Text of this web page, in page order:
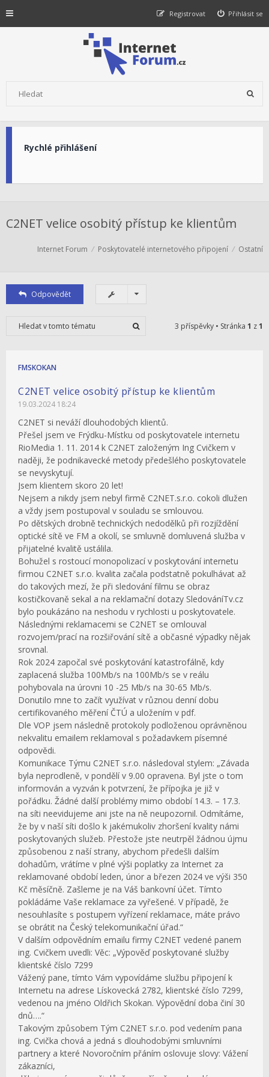
Přihlásit se
Registrovat
Rychlé přihlášení
C2NET velice osobitý přístup ke klientům
Internet Forum Poskytovatelé internetového připojení Ostatní
Odpovědět
3 příspěvky • Stránka 1 z1
FMSKOKAN
C2NET velice osobitý přístup ke klientům
19.03.2024 18:24
C2NET si neváží dlouhodobých klientů.
Přešel jsem ve Frýdku-Místku od poskytovatele internetu
RioMedia 1. 11. 2014 k C2NET založeným Ing Cvičkem v
naději, že podnikavecké metody předešlého poskytovatele
se nevyskytují.
Jsem klientem skoro 20 let!
Nejsem a nikdy jsem nebyl firmě C2NET.s.r.o. cokoli dlužen
a vždy jsem postupoval v souladu se smlouvou.
Po dětských drobně technických nedodělků při rozjíždění
optické sítě ve FM a okolí, se smluvně domluvená služba v
přijatelné kvalitě ustálila.
Bohužel s rostoucí monopolizací v poskytování internetu
firmou C2NET s.r.o. kvalita začala podstatně pokulhávat až
do takových mezí, že při sledování filmu se obraz
kostičkovaně sekal a na reklamační dotazy SledováníTv.cz
bylo poukázáno na neshodu v rychlosti u poskytovatele.
Následnými reklamacemi se C2NET se omlouval
rozvojem/prací na rozšiřování sítě a občasné výpadky nějak
srovnal.
Rok 2024 započal své poskytování katastrofálně, kdy
zaplacená služba 100Mb/s na 100Mb/s se v reálu
pohybovala na úrovni 10 -25 Mb/s na 30-65 Mb/s.
Donutilo mne to začít využívat v různou denní dobu
certifikovaného měření ČTÚ a uložením v pdf.
Dle VOP jsem následně protokoly podloženou oprávněnou
nekvalitu emailem reklamoval s požadavkem písemné
odpovědi.
Komunikace Týmu C2NET s.r.o. následoval stylem: „Závada
byla neprodleně, v pondělí v 9.00 opravena. Byl jste o tom
informován a vyzván k potvrzení, že přípojka je již v
pořádku. Žádné další problémy mimo období 14.3. – 17.3.
na síti neevidujeme ani jste na ně neupozornil. Odmítáme,
že by v naší síti došlo k jakémukoliv zhoršení kvality námi
poskytovaných služeb. Přestože jste neutrpěl žádnou újmu
způsobenou z naší strany, abychom předešli dalším
dohadům, vrátíme v plné výši poplatky za Internet za
reklamované období leden, únor a březen 2024 ve výši 350
Kč měsíčně. Zašleme je na Váš bankovní účet. Tímto
pokládáme Vaše reklamace za vyřešené. V případě, že
nesouhlasíte s postupem vyřízení reklamace, máte právo
se obrátit na Český telekomunikační úřad.“
V dalším odpovědním emailu firmy C2NET vedené panem
ing. Cvičkem uvedli: Věc: „Výpověď poskytované služby
klientské číslo 7299
Vážený pane, tímto Vám vypovídáme službu připojení k
Internetu na adrese Lískovecká 2782, klientské číslo 7299,
vedenou na jméno Oldřich Skokan. Výpovědní doba činí 30
dnů….“
Takovým způsobem Tým C2NET s.r.o. pod vedením pana
ing. Cvička chová a jedná s dlouhodobými smluvními
partnery a které Novoročním přáním oslovuje slovy: Vážení
zákazníci,